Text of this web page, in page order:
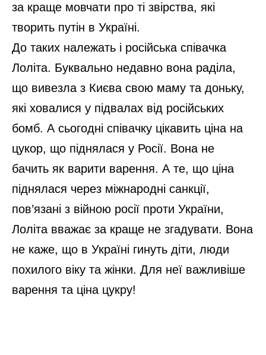
за краще мовчати про ті звірства, які
творить путін в Україні.
До таких належать і російська співачка
Лоліта. Буквально недавно вона раділа,
що вивезла з Києва свою маму та доньку,
які ховалися у підвалах від російських
бомб. А сьогодні співачку цікавить ціна на
цукор, що піднялася у Росії. Вона не
бачить як варити варення. А те, що ціна
піднялася через міжнародні санкції,
пов’язані з війною росії проти України,
Лоліта вважає за краще не згадувати. Вона
не каже, що в Україні гинуть діти, люди
похилого віку та жінки. Для неї важливіше
варення та ціна цукру!